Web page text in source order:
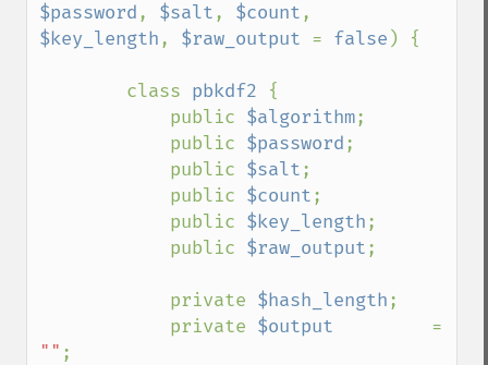
$password, $salt, $count
$key_length, $raw_output = false ) {
        class
pbkdf2 {
            public
$algorithm;
            public
$password;
            public
$salt;
            public
$count;
            public
$key_length;
            public
$raw_output;
            private
$hash_length;
            private
$output
"" ;